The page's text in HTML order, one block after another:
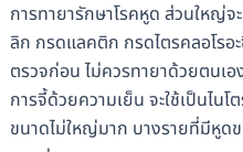
การทายารักษาโรคหูด ส่วนใหญ่
ลิก กรดแลคติก กรดไตรคลอโร
ตรวจก่อน ไม่ควรทายาด้วยตนเอ
การจี้ด้วยความเย็น จะใช้เป็นไน
ขนาดไม่ใหญ่มาก บางรายที่มีหูด